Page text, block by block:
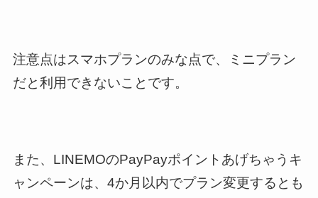
注意点はスマホプランのみな点で、ミニプラン
だと利用できないことです。
また、LINEMOのPayPayポイントあげちゃうキ
ャンペーンは、4か月以内でプラン変更するとも